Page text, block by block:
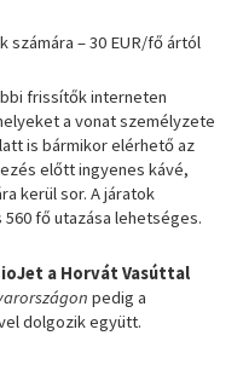
– 30 EUR/fő ártól
frissítők interneten
a vonat személyzete
is bármikor elérhető az
előtt ingyenes kávé,
kerül sor. A járatok
fő utazása lehetséges.
a Horvát Vasúttal
pedig a
dolgozik együtt.